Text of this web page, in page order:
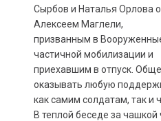
Сырбов и Наталья Орлова
Алексеем Маглели,
призванным в
частичной мобилизации и
приехавшим в отпуск.
оказывать любую
как самим солдатам, так и
В теплой беседе за